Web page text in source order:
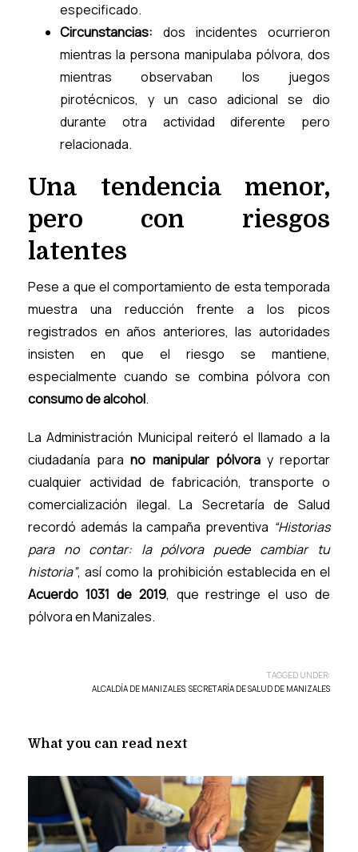
especificado.
Circunstancias: dos incidentes ocurrieron
mientras la persona manipulaba pólvora, dos
mientras observaban los juegos
pirotécnicos, y un caso adicional se dio
durante otra actividad diferente pero
relacionada.
Una tendencia menor,
pero con riesgos
latentes
Pese a que el comportamiento de esta temporada
muestra una reducción frente a los picos
registrados en años anteriores, las autoridades
insisten en que el riesgo se mantiene,
especialmente cuando se combina pólvora con
consumo de alcohol.
La Administración Municipal reiteró el llamado a la
ciudadanía parano manipular pólvoray reportar
cualquier actividad de fabricación, transporte o
comercialización ilegal. La Secretaría de Salud
recordó además la campaña preventiva “Historias
para no contar: la pólvora puede cambiar tu
historia”, así como la prohibición establecida en el
Acuerdo 1031 de 2019, que restringe el uso de
pólvora en Manizales.
TAGGED UNDER:
ALCALDÍA DE MANIZALES, SECRETARÍA DE SALUD DE MANIZALES
What you can read next